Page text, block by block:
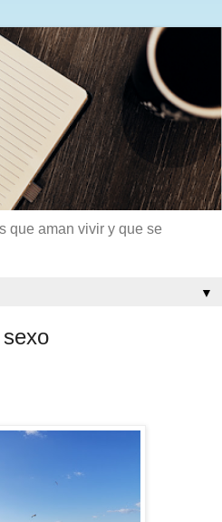
que aman vivir y que se
▼